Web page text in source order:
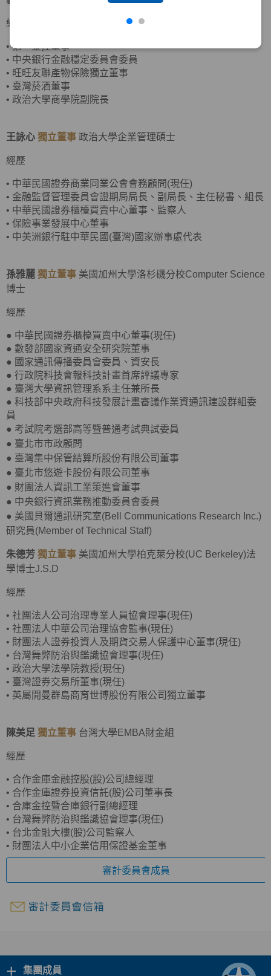
經歷
•第一金控董事
• 中央銀行金融穩定委員會委員
• 旺旺友聯產物保險獨立董事
• 臺灣菸酒董事
• 政治大學商學院副院長
王詠心 獨立董事 政治大學企業管理碩士
經歷
• 中華民國證券商業同業公會會務顧問(現任)
• 金融監督管理委員會證期局局長、副局長、主任秘書、組長
• 中華民國證券櫃檯買賣中心董事、監察人
• 保險事業發展中心董事
• 中美洲銀行駐中華民國(臺灣)國家辦事處代表
孫雅麗 獨立董事 美國加州大學洛杉磯分校Computer Science
博士
經歷
● 中華民國證券櫃檯買賣中心董事(現任)
● 數發部國家資通安全研究院董事
● 國家通訊傳播委員會委員、資安長
● 行政院科技會報科技計畫首席評議專家
● 臺灣大學資訊管理系系主任兼所長
● 科技部中央政府科技發展計畫審議作業資通訊建設群組委
員
● 考試院考選部高等暨普通考試典試委員
● 臺北市市政顧問
● 臺灣集中保管結算所股份有限公司董事
● 臺北市悠遊卡股份有限公司董事
● 財團法人資訊工業策進會董事
● 中央銀行資訊業務推動委員會委員
● 美國貝爾通訊研究室(Bell Communications Research Inc.)
研究員(Member of Technical Staff)
朱德芳 獨立董事 美國加州大學柏克萊分校(UC Berkeley)法
學博士J.S.D
經歷
• 社團法人公司治理專業人員協會理事(現任)
• 社團法人中華公司治理協會監事(現任)
• 財團法人證券投資人及期貨交易人保護中心董事(現任)
• 台灣舞弊防治與鑑識協會理事(現任)
• 政治大學法學院教授(現任)
• 臺灣證券交易所董事(現任)
• 英屬開曼群島商育世博股份有限公司獨立董事
陳美足 獨立董事 台灣大學EMBA財金組
經歷
• 合作金庫金融控股(股)公司總經理
• 合作金庫證券投資信託(股)公司董事長
• 合庫金控暨合庫銀行副總經理
• 台灣舞弊防治與鑑識協會理事(現任)
• 台北金融大樓(股)公司監察人
• 財團法人中小企業信用保證基金董事
審計委員會成員
+ 集團成員